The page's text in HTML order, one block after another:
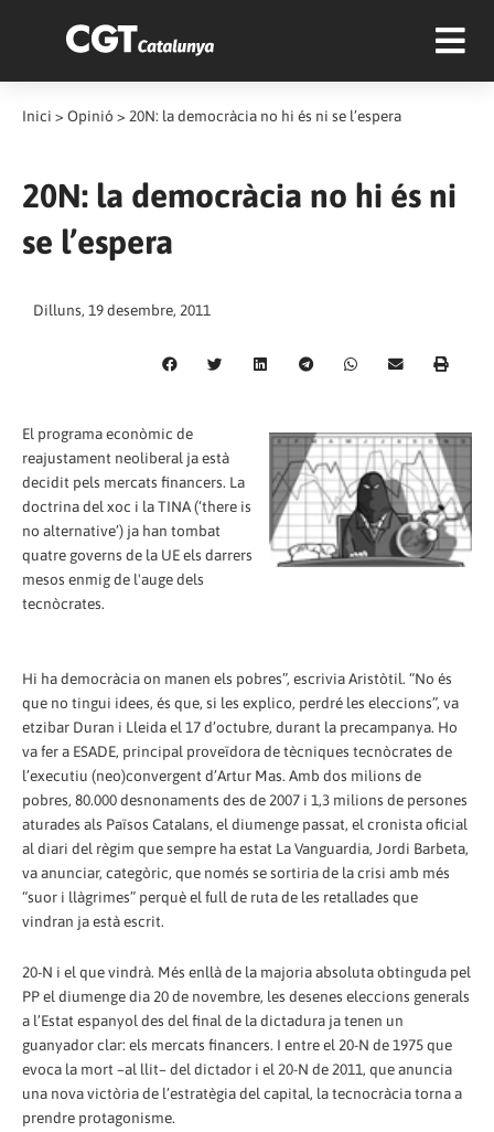
Inici > Opinió > 20N: la democràcia no hi és ni se l’espera
20N: la democràcia no hi és ni
se l’espera
Dilluns, 19 desembre, 2011
El programa econòmic de
reajustament neoliberal ja està
decidit pels mercats financers. La
doctrina del xoc i la TINA (‘there is
no alternative’) ja han tombat
quatre governs de la UE els darrers
mesos enmig de l'auge dels
tecnòcrates.
Hi ha democràcia on manen els pobres”, escrivia Aristòtil. “No és
que no tingui idees, és que, si les explico, perdré les eleccions”, va
etzibar Duran i Lleida el 17 d’octubre, durant la precampanya. Ho
va fer a ESADE, principal proveïdora de tècniques tecnòcrates de
l’executiu (neo)convergent d’Artur Mas. Amb dos milions de
pobres, 80.000 desnonaments des de 2007 i 1,3 milions de persones
aturades als Països Catalans, el diumenge passat, el cronista oficial
al diari del règim que sempre ha estat La Vanguardia, Jordi Barbeta,
va anunciar, categòric, que només se sortiria de la crisi amb més
“suor i llàgrimes” perquè el full de ruta de les retallades que
vindran ja està escrit.
20-N i el que vindrà. Més enllà de la majoria absoluta obtinguda pel
PP el diumenge dia 20 de novembre, les desenes eleccions generals
a l’Estat espanyol des del final de la dictadura ja tenen un
guanyador clar: els mercats financers. I entre el 20-N de 1975 que
evoca la mort –al llit– del dictador i el 20-N de 2011, que anuncia
una nova victòria de l’estratègia del capital, la tecnocràcia torna a
prendre protagonisme.